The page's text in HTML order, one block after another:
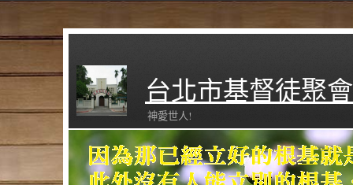
台北市基督徒聚
神愛世人!